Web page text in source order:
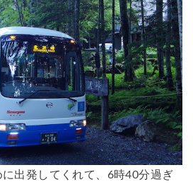
出発してくれて、6時40分過ぎ